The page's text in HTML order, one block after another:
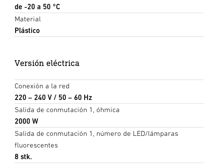
de -20 a 50 °C
Material
Plástico
Versión eléctrica
Conexión a la red
220 – 240 V / 50 – 60 Hz
Salida de conmutación 1, óhmica
2000 W
Salida de conmutación 1, número de LED/lámparas
fluorescentes
8 stk.